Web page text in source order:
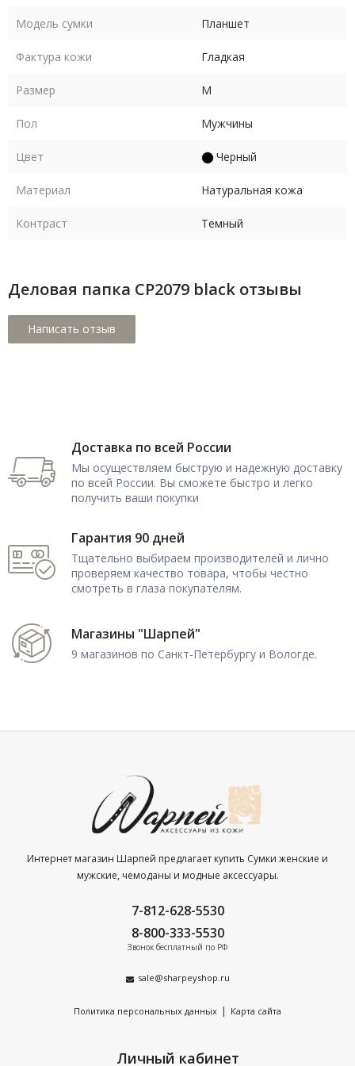
Модель сумки Планшет
Фактура кожи Гладкая
Размер M
Пол Мужчины
Цвет Черный
Материал Натуральная кожа
Контраст Темный
Деловая папка CP2079 black отзывы
Доставка по всей России
Мы осуществляем быструю и надежную доставку
по всей России. Вы сможете быстро и легко
получить ваши покупки
Гарантия 90 дней
Тщательно выбираем производителей и лично
проверяем качество товара, чтобы честно
смотреть в глаза покупателям.
Магазины "Шарпей"
9 магазинов по Санкт-Петербургу и Вологде.
Интернет магазин Шарпей предлагает купить Сумки женские и
мужские, чемоданы и модные аксессуары.
7-812-628-5530
8-800-333-5530
Звонок бесплатный по РФ
sale@sharpeyshop.ru
Политика персональных данных | Карта сайта
Личный кабинет